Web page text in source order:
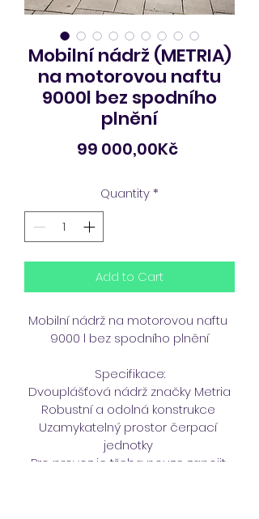
Mobilní nádrž (METRIA)
na motorovou naftu
9000l bez spodního
plnění
99 000,00KčPrice
Quantity*
Add to Cart
Mobilní nádrž na motorovou naftu
9000 l bez spodního plnění
Specifikace:
Dvouplášťová nádrž značky Metria
Robustní a odolná konstrukce
Uzamykatelný prostor čerpací
jednotky
Pro provoz je třeba pouze zapojit